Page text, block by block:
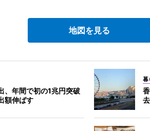
地図を見る
、年間で初の1兆円突破
額伸ばす
暮